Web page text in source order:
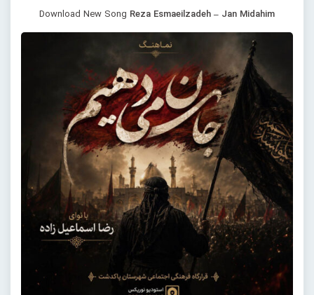
Download New Song Reza Esmaeilzadeh – Jan Midahim